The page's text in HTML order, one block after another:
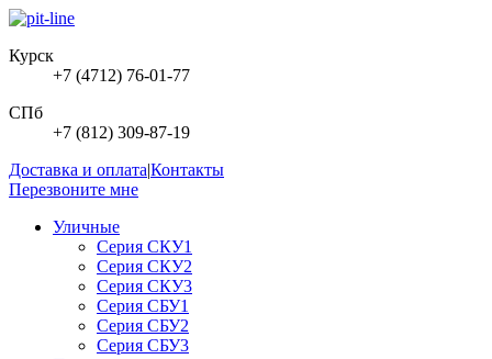
Курск
+7 (4712) 76-01-77
СПб
+7 (812) 309-87-19
Доставка и оплата|Контакты
Перезвоните мне
Уличные
Серия СКУ1
Серия СКУ2
Серия СКУ3
Серия СБУ1
Серия СБУ2
Серия СБУ3